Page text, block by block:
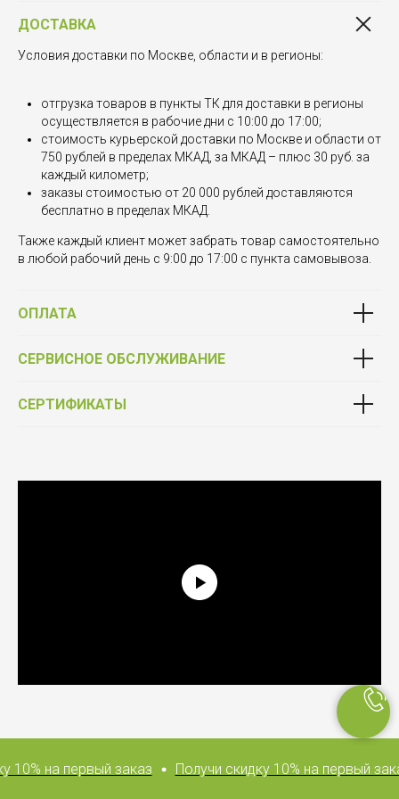
ДОСТАВКА
Условия доставки по Москве, области и в регионы:
отгрузка товаров в пункты ТК для доставки в регионы
осуществляется в рабочие дни с 10:00 до 17:00;
стоимость курьерской доставки по Москве и области от
750 рублей в пределах МКАД, за МКАД – плюс 30 руб. за
каждый километр;
заказы стоимостью от 20 000 рублей доставляются
бесплатно в пределах МКАД.
Также каждый клиент может забрать товар самостоятельно
в любой рабочий день с 9:00 до 17:00 с пункта самовывоза.
ОПЛАТА
СЕРВИСНОЕ ОБСЛУЖИВАНИЕ
СЕРТИФИКАТЫ
10% на первый заказ Получи скидку 10% на первый